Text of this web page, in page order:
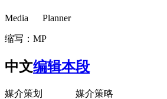
Media Planner
缩写：MP
中文编辑本段
媒介策划 媒介策略